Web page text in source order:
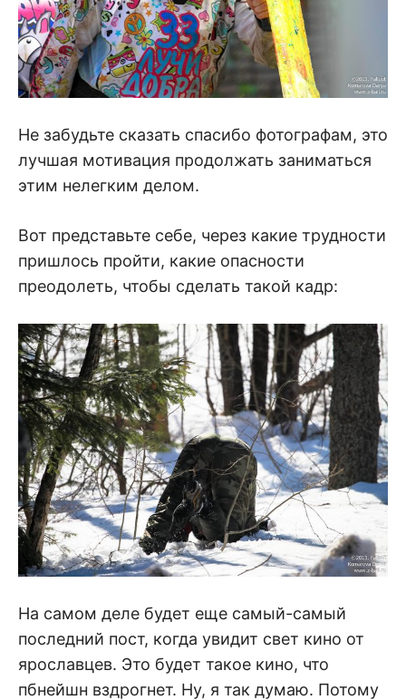
Не забудьте сказать спасибо фотографам, это
лучшая мотивация продолжать заниматься
этим нелегким делом.
Вот представьте себе, через какие трудности
пришлось пройти, какие опасности
преодолеть, чтобы сделать такой кадр:
На самом деле будет еще самый-самый
последний пост, когда увидит свет кино от
ярославцев. Это будет такое кино, что
пбнейшн вздрогнет. Ну, я так думаю. Потому